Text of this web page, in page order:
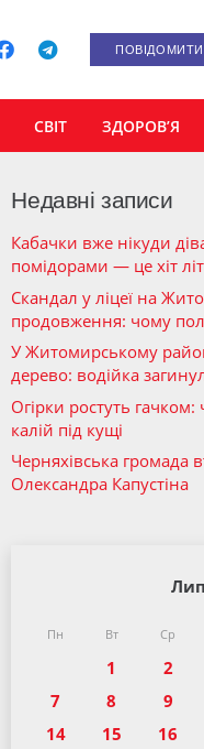
СВІТ ЗДОРОВ’Я
Недавні записи
Кабачки вже нікуди
помідорами — це хіт
Скандал у ліцеї на
продовження: чому
У Житомирському
дерево: водійка
Огірки ростуть
калій під кущі
Черняхівська громада
Олександра Капустіна
Пн Вт Ср
1 2
7
8 9
14
15 16